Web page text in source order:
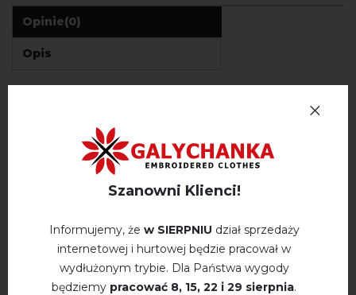
Opinie(0)
Opis
OPINIE O LUMINESKA (PUDROWY RÓŻ)
Немає відгуків про цей товар.
napisz opinie Lumineska (pudrowy róż)
Szanowni Klienci!
Informujemy, że w SIERPNIU dział sprzedaży
internetowej i hurtowej będzie pracował w
wydłużonym trybie. Dla Państwa wygody
będziemy pracować 8, 15, 22 і 29 sierpnia.